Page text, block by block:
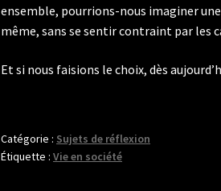
ensemble, pourrions-nous imaginer
même, sans se sentir contraint par les
Et si nous faisions le choix, dès
Catégorie : Sujets de réflexion
Étiquette :Vie en société